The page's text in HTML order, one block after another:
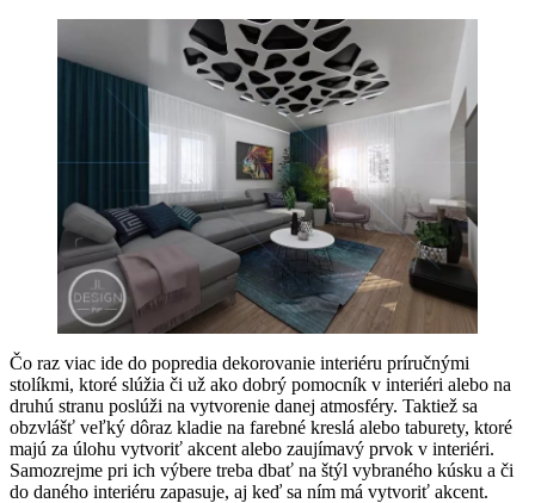
Čo raz viac ide do popredia dekorovanie interiéru príručnými
stolíkmi, ktoré slúžia či už ako dobrý pomocník v interiéri alebo na
druhú stranu poslúži na vytvorenie danej atmosféry. Taktiež sa
obzvlášť veľký dôraz kladie na farebné kreslá alebo taburety, ktoré
majú za úlohu vytvoriť akcent alebo zaujímavý prvok v interiéri.
Samozrejme pri ich výbere treba dbať na štýl vybraného kúsku a či
do daného interiéru zapasuje, aj keď sa ním má vytvoriť akcent.